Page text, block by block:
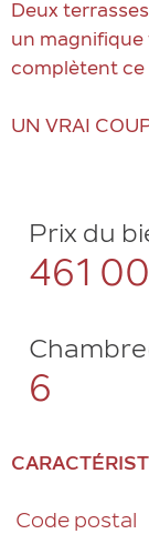
Deux
un magnifique
complètent ce
UN VRAI
Prix du
461
6
Code postal